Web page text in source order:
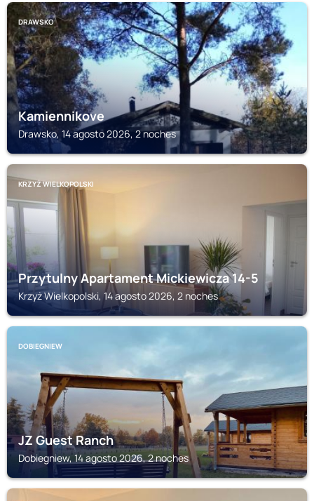
DRAWSKO
Kamiennikove
Drawsko, 14 agosto 2026, 2 noches
KRZYŻ WIELKOPOLSKI
Przytulny Apartament Mickiewicza 14-5
Krzyż Wielkopolski, 14 agosto 2026, 2 noches
DOBIEGNIEW
JZ Guest Ranch
Dobiegniew, 14 agosto 2026, 2 noches